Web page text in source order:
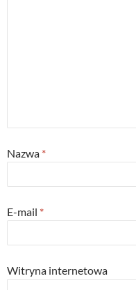
Nazwa *
E-mail *
Witryna internetowa